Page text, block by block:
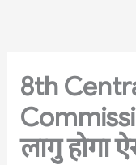
8th
लागु होगा